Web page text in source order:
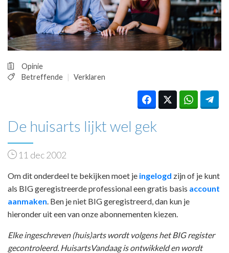
PRAKTIJKZAKEN
TARIEVEN
VPHUISARTSEN
INLOGGEN
Opinie
Betreffende
Verklaren
De huisarts lijkt wel gek
11 dec 2002
Om dit onderdeel te bekijken moet je ingelogd zijn of je kunt
als BIG geregistreerde professional een gratis basis account
aanmaken . Ben je niet BIG geregistreerd, dan kun je
hieronder uit een van onze abonnementen kiezen.
Elke ingeschreven (huis)arts wordt volgens het BIG register
gecontroleerd. HuisartsVandaag is ontwikkeld en wordt